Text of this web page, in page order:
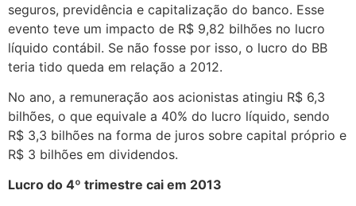
seguros, previdência e capitalização do banco. Esse
evento teve um impacto de R$ 9,82 bilhões no lucro
líquido contábil. Se não fosse por isso, o lucro do BB
teria tido queda em relação a 2012.
No ano, a remuneração aos acionistas atingiu R$ 6,3
bilhões, o que equivale a 40% do lucro líquido, sendo
R$ 3,3 bilhões na forma de juros sobre capital próprio e
R$ 3 bilhões em dividendos.
Lucro do 4º trimestre cai em 2013